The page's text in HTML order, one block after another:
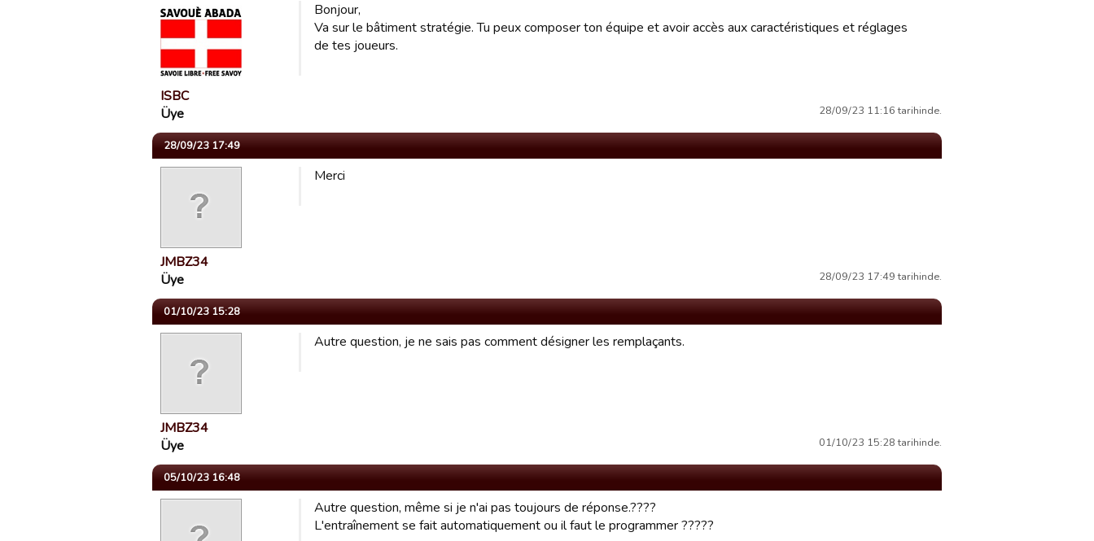
ISBC
Üye
Bonjour,
Va sur le bâtiment stratégie. Tu peux composer ton équipe et avoir accès aux caractéristiques et réglages
de tes joueurs.
28/09/23 11:16 tarihinde.
28/09/23 17:49
JMBZ34
Üye
Merci
28/09/23 17:49 tarihinde.
01/10/23 15:28
JMBZ34
Üye
Autre question, je ne sais pas comment désigner les remplaçants.
01/10/23 15:28 tarihinde.
05/10/23 16:48
Autre question, même si je n'ai pas toujours de réponse.????
L'entraînement se fait automatiquement ou il faut le programmer ?????